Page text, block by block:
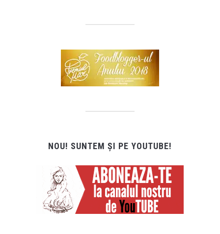
NOU! SUNTEM ȘI PE YOUTUBE!